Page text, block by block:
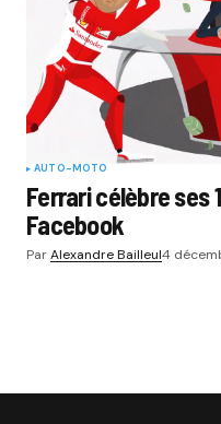
AUTO-MOTO
Ferrari célèbre ses
Facebook
ParAlexandre Bailleul4